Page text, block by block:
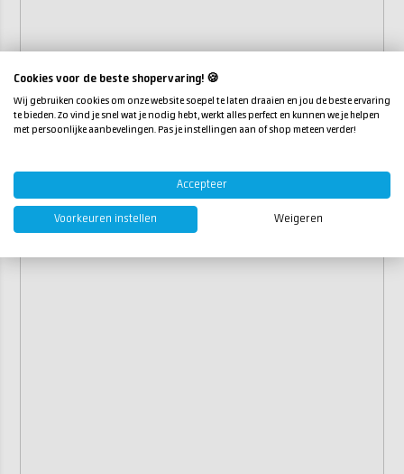
Cookies voor de beste shopervaring! 🍪
Wij gebruiken cookies om onze website soepel te laten draaien en jou de beste ervaring
te bieden. Zo vind je snel wat je nodig hebt, werkt alles perfect en kunnen we je helpen
met persoonlijke aanbevelingen. Pas je instellingen aan of shop meteen verder!
Accepteer
Voorkeuren instellen Weigeren